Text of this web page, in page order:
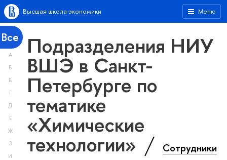
Меню
Высшая школа экономики
Все
А
Б
В
Г
Д
Е
Ж
З
И
Подразделения НИУ
ВШЭ в Санкт-
Петербурге по
тематике
«Химические
технологии» Сотрудники